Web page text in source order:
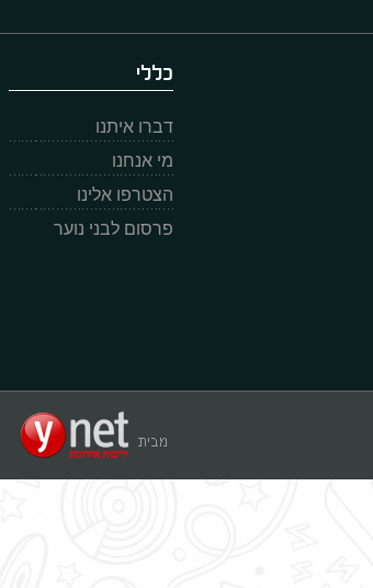
כללי
דברו איתנו
מי אנחנו
הצטרפו אלינו
פרסום לבני נוער